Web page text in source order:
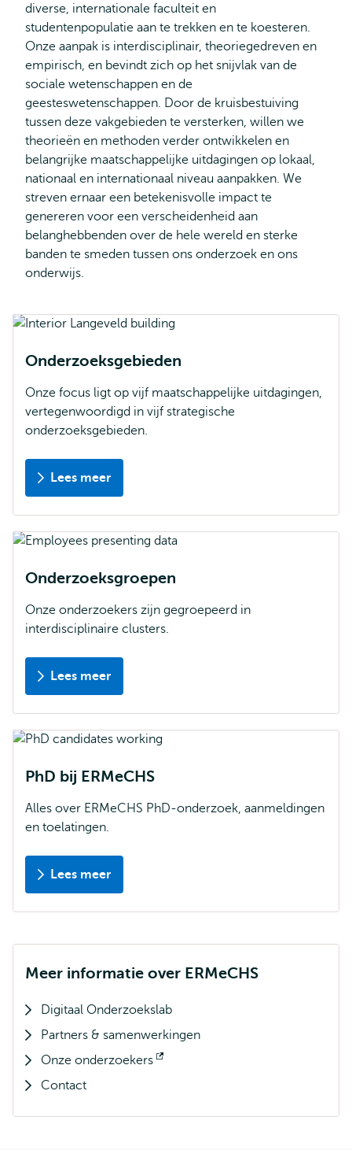
diverse, internationale faculteit en
studentenpopulatie aan te trekken en te koesteren.
Onze aanpak is interdisciplinair, theoriegedreven en
empirisch, en bevindt zich op het snijvlak van de
sociale wetenschappen en de
geesteswetenschappen. Door de kruisbestuiving
tussen deze vakgebieden te versterken, willen we
theorieën en methoden verder ontwikkelen en
belangrijke maatschappelijke uitdagingen op lokaal,
nationaal en internationaal niveau aanpakken. We
streven ernaar een betekenisvolle impact te
genereren voor een verscheidenheid aan
belanghebbenden over de hele wereld en sterke
banden te smeden tussen ons onderzoek en ons
onderwijs.
Onderzoeksgebieden
Onze focus ligt op vijf maatschappelijke uitdagingen,
vertegenwoordigd in vijf strategische
onderzoeksgebieden.
Lees meer
Onderzoeksgroepen
Onze onderzoekers zijn gegroepeerd in
interdisciplinaire clusters.
Lees meer
PhD bij ERMeCHS
Alles over ERMeCHS PhD-onderzoek, aanmeldingen
en toelatingen.
Lees meer
Meer informatie over ERMeCHS
Digitaal Onderzoekslab
Partners & samenwerkingen
Onze onderzoekers
Opent
externContact